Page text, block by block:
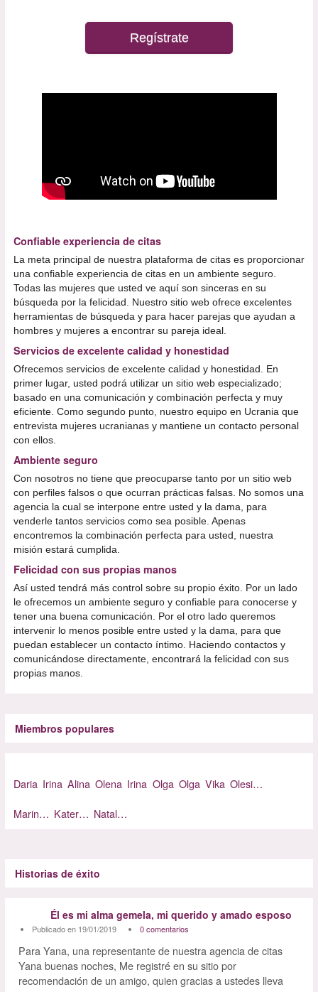
Regístrate
Confiable experiencia de citas
La meta principal de nuestra plataforma de citas es proporcionar
una confiable experiencia de citas en un ambiente seguro.
Todas las mujeres que usted ve aquí son sinceras en su
búsqueda por la felicidad. Nuestro sitio web ofrece excelentes
herramientas de búsqueda y para hacer parejas que ayudan a
hombres y mujeres a encontrar su pareja ideal.
Servicios de excelente calidad y honestidad
Ofrecemos servicios de excelente calidad y honestidad. En
primer lugar, usted podrá utilizar un sitio web especializado;
basado en una comunicación y combinación perfecta y muy
eficiente. Como segundo punto, nuestro equipo en Ucrania que
entrevista mujeres ucranianas y mantiene un contacto personal
con ellos.
Ambiente seguro
Con nosotros no tiene que preocuparse tanto por un sitio web
con perfiles falsos o que ocurran prácticas falsas. No somos una
agencia la cual se interpone entre usted y la dama, para
venderle tantos servicios como sea posible. Apenas
encontremos la combinación perfecta para usted, nuestra
misión estará cumplida.
Felicidad con sus propias manos
Así usted tendrá más control sobre su propio éxito. Por un lado
le ofrecemos un ambiente seguro y confiable para conocerse y
tener una buena comunicación. Por el otro lado queremos
intervenir lo menos posible entre usted y la dama, para que
puedan establecer un contacto íntimo. Haciendo contactos y
comunicándose directamente, encontrará la felicidad con sus
propias manos.
Miembros populares
Daria Irina Alina Olena Irina Olga Olga Vika Olesi…
Marin… Kater… Natal…
Historias de éxito
Él es mi alma gemela, mi querido y amado esposo
Publicado en 19/01/2019 0 comentarios
Para Yana, una representante de nuestra agencia de citas
Yana buenas noches, Me registré en su sitio por
recomendación de un amigo, quien gracias a ustedes lleva